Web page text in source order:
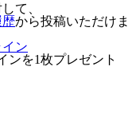
て、
歴から投稿いただけま
ン
ンを1枚プレゼント